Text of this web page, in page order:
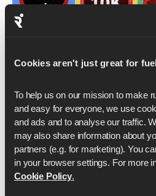
Cookies aren't just great for
To help us on our mission to make
and easy for everyone, we use
and ads and to analyse our traffic.
may also share information about
partners (e.g. for marketing). You
Cookie Policy.
mais
Saiba